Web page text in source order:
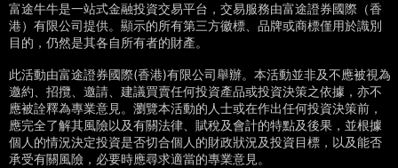
富途牛牛是一站式金融投資交易平台，交易服務由富途證券國際（香
港）有限公司提供。顯示的所有第三方徽標、品牌或商標僅用於識別
目的，仍然是其各自所有者的財產。
此活動由富途證券國際(香港)有限公司舉辦。本活動並非及不應被視為
邀約、招攬、邀請、建議買賣任何投資產品或投資決策之依據，亦不
應被詮釋為專業意見。瀏覽本活動的人士或在作出任何投資決策前，
應完全了解其風險以及有關法律、賦稅及會計的特點及後果，並根據
個人的情況決定投資是否切合個人的財政狀況及投資目標，以及能否
承受有關風險，必要時應尋求適當的專業意見。